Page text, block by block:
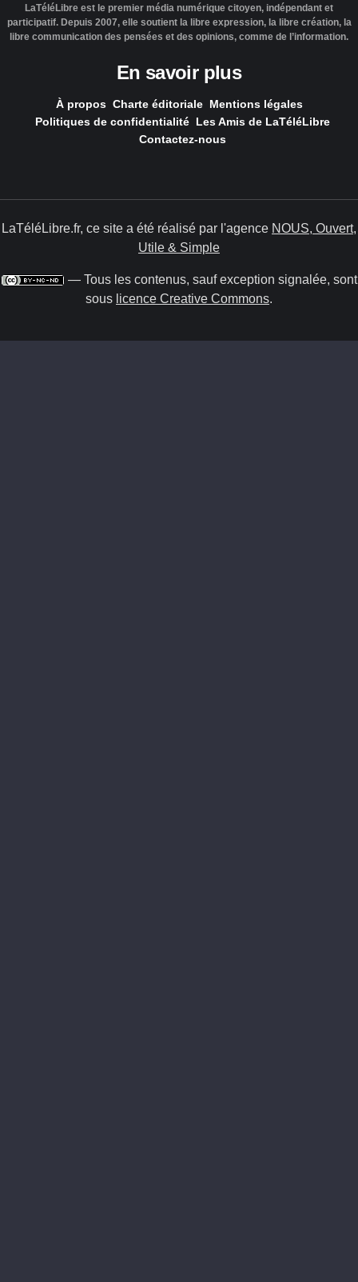
LaTéléLibre est le premier média numérique citoyen, indépendant et
participatif. Depuis 2007, elle soutient la libre expression, la libre création, la
libre communication des pensées et des opinions, comme de l’information.
En savoir plus
À propos Charte éditoriale Mentions légales
Politiques de confidentialité Les Amis de LaTéléLibre
Contactez-nous
LaTéléLibre.fr, ce site a été réalisé par l'agence NOUS, Ouvert,
Utile & Simple
— Tous les contenus, sauf exception signalée, sont
sous licence Creative Commons.